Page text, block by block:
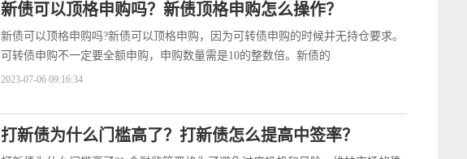
新债可以顶格申购吗？新债顶格申购怎么操作？
新债可以顶格申购吗?新债可以顶格申购，因为可转债申购的时候并无持仓要求。
可转债申购不一定要全额申购，申购数量需是10的整数倍。新债的
2023-07-06 09:16:34
打新债为什么门槛高了？打新债怎么提高中签率？